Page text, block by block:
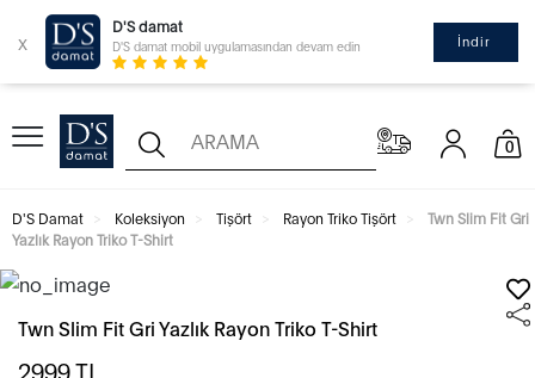
x
D'S damat
D'S damat mobil uygulamasından devam edin İndir
0
D'S Damat Koleksiyon Tişört Rayon Triko Tişört
Twn Slim Fit Gri
Yazlık Rayon Triko T-Shirt
Twn Slim Fit Gri Yazlık Rayon Triko T-Shirt
2999TL